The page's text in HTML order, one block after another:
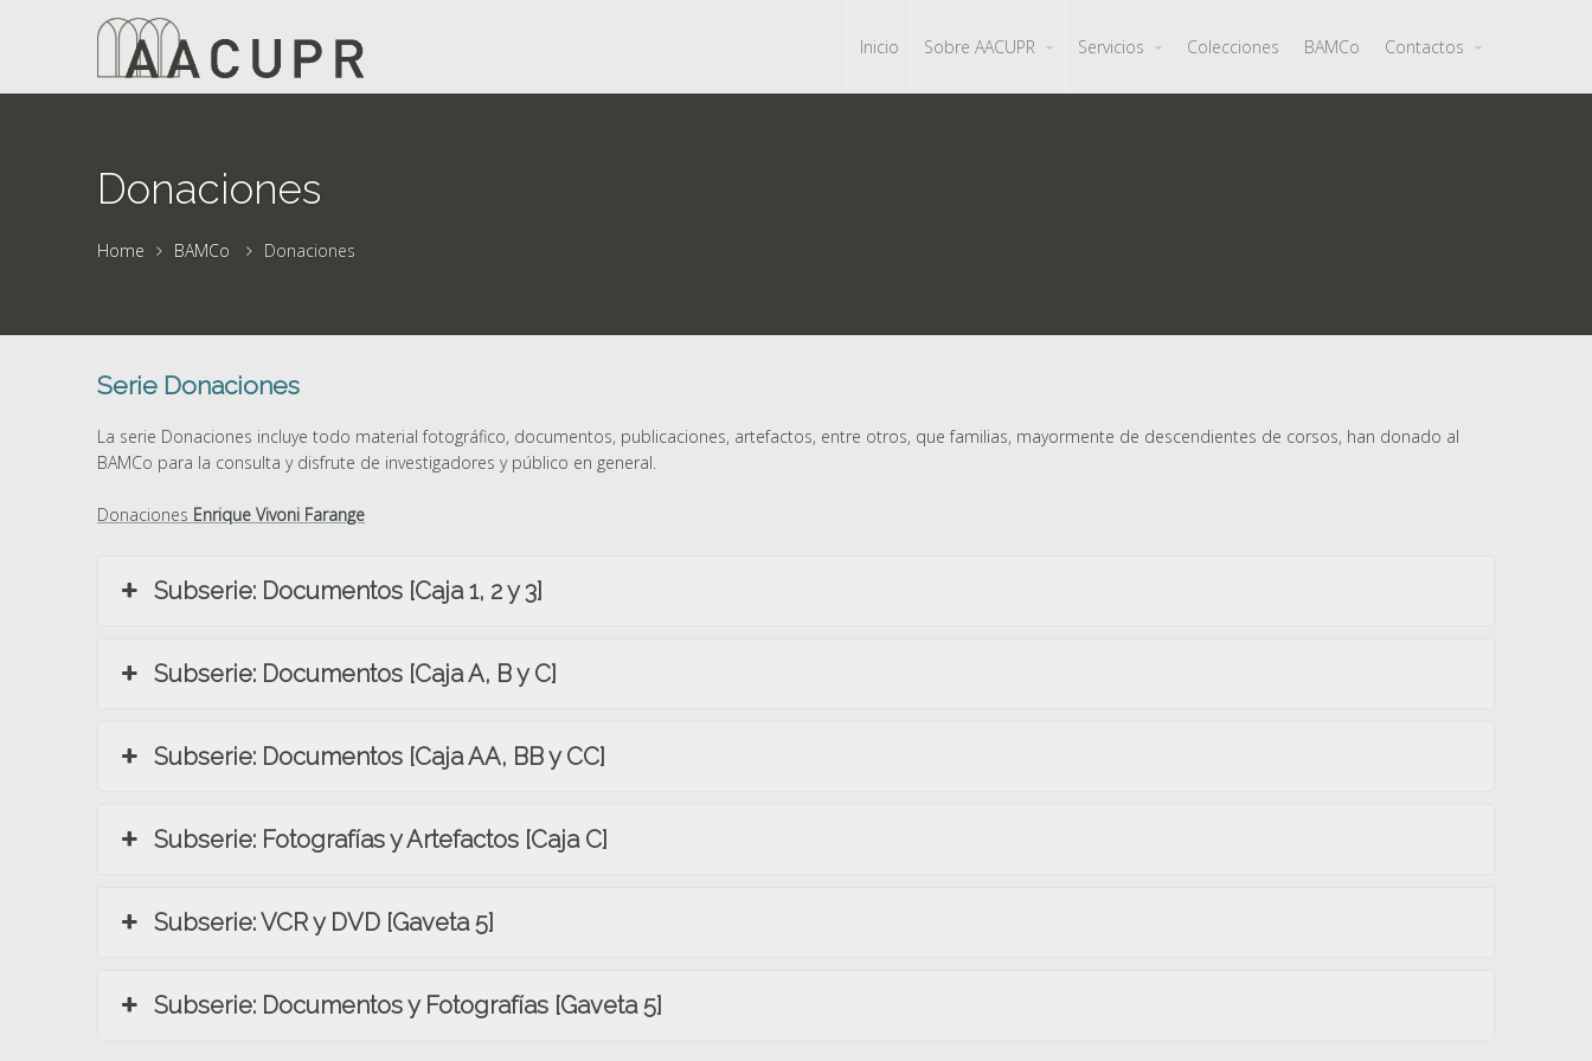
Inicio Sobre AACUPR Servicios Colecciones BAMCo Contactos
Donaciones
Home BAMCo Donaciones
Serie Donaciones
La serie Donaciones incluye todo material fotográfico, documentos, publicaciones, artefactos, entre otros, que familias, mayormente de descendientes de corsos, han donado al
BAMCo para la consulta y disfrute de investigadores y público en general.
Donaciones Enrique Vivoni Farange
Subserie: Documentos [Caja 1, 2 y 3]
Subserie: Documentos [Caja A, B y C]
Subserie: Documentos [Caja AA, BB y CC]
Subserie: Fotografías y Artefactos [Caja C]
Subserie: VCR y DVD [Gaveta 5]
Subserie: Documentos y Fotografías [Gaveta 5]